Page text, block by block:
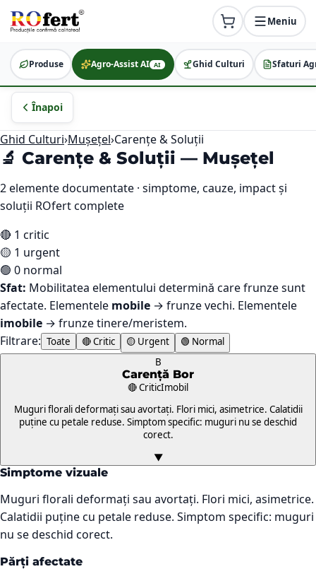
Meniu
Produse Agro-Assist AI AI Ghid Culturi Sfaturi
Înapoi
Ghid Culturi›Mușețel›Carențe & Soluții
🔬 Carențe & Soluții — Mușețel
2elemente documentate · simptome, cauze, impact și
soluții ROfert complete
🔴 1 critic
🟡 1 urgent
🟢 0 normal
Sfat: Mobilitatea elementului determină care frunze sunt
afectate. Elementele mobile → frunze vechi. Elementele
imobile → frunze tinere/meristem.
Filtrare: Toate 🔴 Critic 🟡 Urgent
🟢 Normal
B
Carență Bor
🔴 CriticImobil
Muguri florali deformați sau avortați. Flori mici, asimetrice. Calatidii
puține cu petale reduse. Simptom specific: muguri nu se deschid
corect.
▼
Simptome vizuale
Muguri florali deformați sau avortați. Flori mici, asimetrice.
Calatidii puține cu petale reduse. Simptom specific: muguri
nu se deschid corect.
Părți afectate